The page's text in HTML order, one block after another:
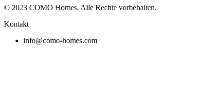
© 2023 COMO Homes. Alle Rechte vorbehalten.
Kontakt
info@como-homes.com